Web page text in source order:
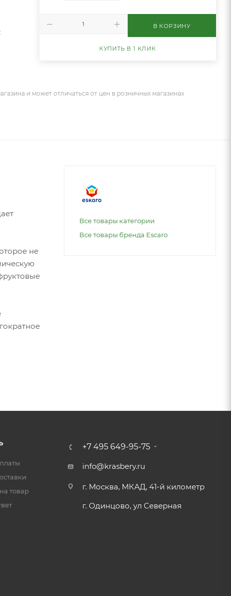
В КОРЗИНУ
КУПИТЬ В 1 КЛИК
и может отличаться от цен в розничных магазинах
не
Все товары категории
Все товары бренда Escaro
товар
+7 495 649-95-75
info@krasbery.ru
г. Москва, МКАД, 41-й километр
г. Одинцово, ул Северная